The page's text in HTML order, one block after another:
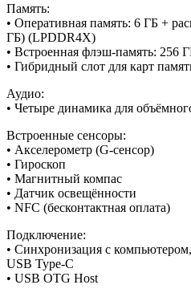
Память:
• Оперативная память: 6 ГБ +
ГБ) (LPDDR4X)
• Встроенная флэш-память: 256
• Гибридный слот для карт
Аудио:
• Четыре динамика для
Встроенные сенсоры:
• Акселерометр (G-сенсор)
• Гироскоп
• Магнитный компас
• Датчик освещённости
• NFC (бесконтактная оплата)
Подключение:
• Синхронизация с
USB Type-C
• USB OTG Host